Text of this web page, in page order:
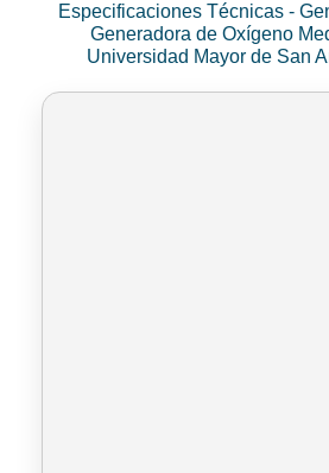
Especificaciones Técnicas -
Generadora de Oxígeno
Universidad Mayor de San